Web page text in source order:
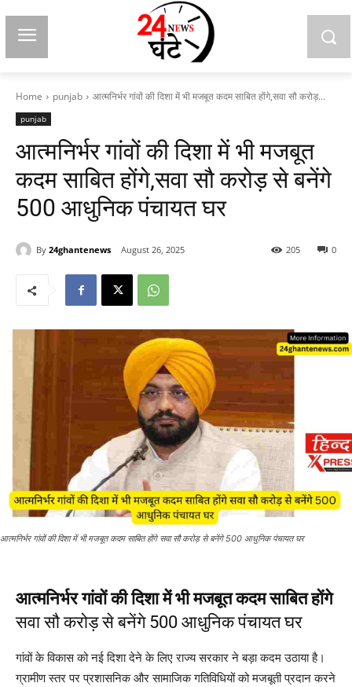
Home punjab आत्मनिर्भर गांवों की दिशा में भी मजबूत कदम साबित होंगे,सवा सौ करोड़...
punjab
आत्मनिर्भर गांवों की दिशा में भी मजबूत
कदम साबित होंगे,सवा सौ करोड़ से बनेंगे
500 आधुनिक पंचायत घर
By 24ghantenews August 26, 2025 0
205
आत्मनिर्भर गांवों की दिशा में भी मजबूत कदम साबित होंगे सवा सौ करोड़ से बनेंगे 500 आधुनिक पंचायत घर
आत्मनिर्भर गांवों की दिशा में भी मजबूत कदम साबित होंगे
सवा सौ करोड़ से बनेंगे 500 आधुनिक पंचायत घर
गांवों के विकास को नई दिशा देने के लिए राज्य सरकार ने बड़ा कदम उठाया है।
ग्रामीण स्तर पर प्रशासनिक और सामाजिक गतिविधियों को मजबूती प्रदान करने